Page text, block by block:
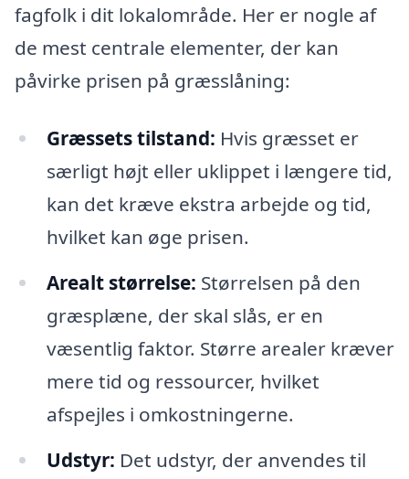
fagfolk i dit lokalområde. Her er nogle af
de mest centrale elementer, der kan
påvirke prisen på græsslåning:
Græssets tilstand: Hvis græsset er
særligt højt eller uklippet i længere tid,
kan det kræve ekstra arbejde og tid,
hvilket kan øge prisen.
Arealt størrelse: Størrelsen på den
græsplæne, der skal slås, er en
væsentlig faktor. Større arealer kræver
mere tid og ressourcer, hvilket
afspejles i omkostningerne.
Udstyr: Det udstyr, der anvendes til